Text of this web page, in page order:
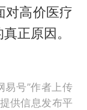
对高价医疗
正原因。
易号”作者上传
供信息发布平